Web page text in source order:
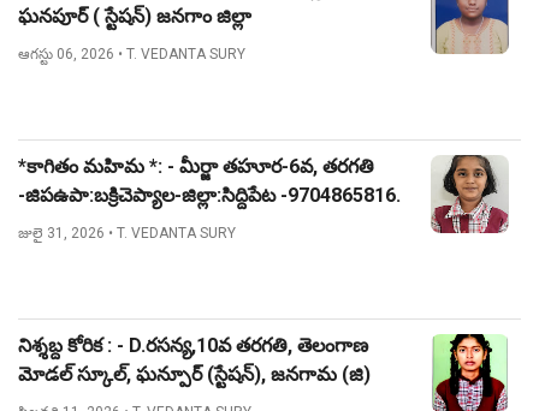
ఘనపూర్ ( స్టేషన్) జనగాం జిల్లా
ఆగస్టు 06, 2026 • T. VEDANTA SURY
*కాగితం మహిమ *: - మీర్జా తహూర-6వ, తరగతి
-జిపఉపా:బక్రిచెప్యాల-జిల్లా:సిద్దిపేట -9704865816.
జులై 31, 2026 • T. VEDANTA SURY
నిశ్శబ్ద కోరిక : - D.రసన్య,10వ తరగతి, తెలంగాణ
మోడల్ స్కూల్, ఘన్పూర్ (స్టేషన్), జనగామ (జి)